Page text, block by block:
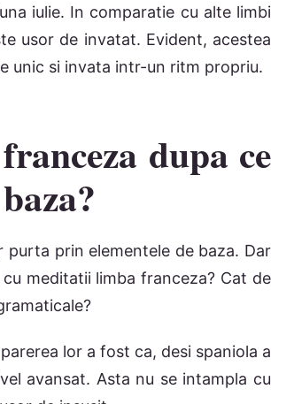
iulie. In comparatie cu alte limbi
usor de invatat. Evident, acestea
unic si invata intr-un ritm propriu.
dupa ce
prin elementele de baza. Dar
meditatii limba franceza? Cat de
lor a fost ca, desi spaniola a
avansat. Asta nu se intampla cu